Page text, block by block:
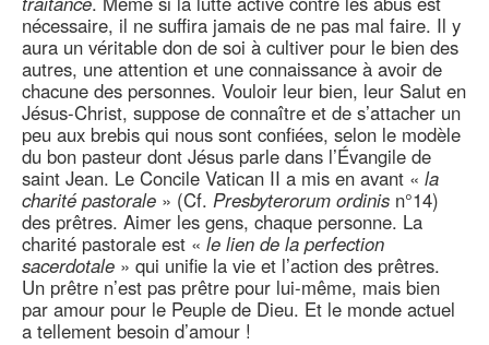
nécessaire, il ne suffira jamais de ne pas mal faire. Il y
aura un véritable don de soi à cultiver pour le bien des
autres, une attention et une connaissance à avoir de
chacune des personnes. Vouloir leur bien, leur Salut en
Jésus-Christ, suppose de connaître et de s’attacher un
peu aux brebis qui nous sont confiées, selon le modèle
du bon pasteur dont Jésus parle dans l’Évangile de
saint Jean. Le Concile Vatican II a mis en avant « la
charité pastorale » (Cf. Presbyterorum ordinis n°14)
des prêtres. Aimer les gens, chaque personne. La
charité pastorale est « le lien de la perfection
sacerdotale » qui unifie la vie et l’action des prêtres.
Un prêtre n’est pas prêtre pour lui-même, mais bien
par amour pour le Peuple de Dieu. Et le monde actuel
a tellement besoin d’amour !